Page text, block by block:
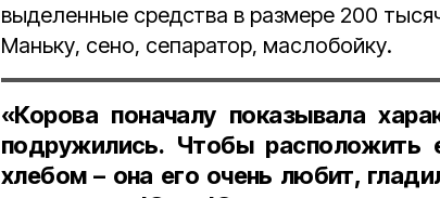
выделенные средства в размере 200
Маньку, сено, сепаратор, маслобойку.
«Корова поначалу показывала
подружились. Чтобы расположить
хлебом – она его очень любит,